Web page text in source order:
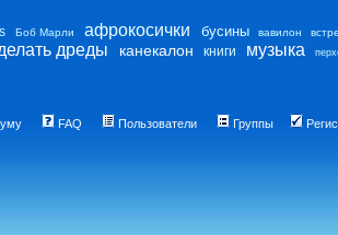
Боб Марли афрокосички бусины вавилон
дреды канекалон книги музыка
FAQ Пользователи Группы